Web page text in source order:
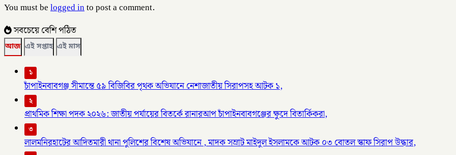
You must belogged into post a comment.
সবচেয়ে বেশি পঠিত
আজ এই সপ্তাহ এই মাস
১
চাঁপাইনবাবগঞ্জ সীমান্তে ৫৯ বিজিবির পৃথক অভিযানে নেশাজাতীয় সিরাপসহ আটক ১,
২
প্রাথমিক শিক্ষা পদক ২০২৬: জাতীয় পর্যায়ের বিতর্কে রানারআপ চাঁপাইনবাবগঞ্জের ক্ষুদে বিতার্কিকরা,
৩
লালমনিরহাটের আদিতমারী থানা পুলিশের বিশেষ অভিযানে , মাদক সম্রাট মাইদুল ইসলামকে আটক ০৩ বোতল স্কাফ সিরাপ উদ্ধার,